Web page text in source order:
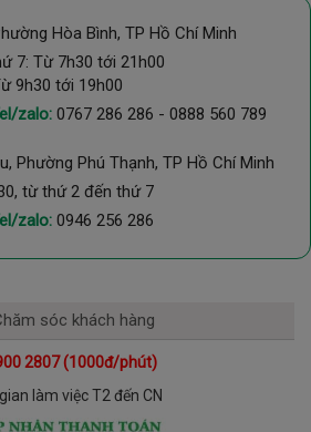
Hòa Bình, TP Hồ Chí Minh
7: Từ 7h30 tới 21h00
9h30 tới 19h00
zalo: 0767 286 286 - 0888 560 789
Phường Phú Thạnh, TP Hồ Chí Minh
từ thứ 2 đến thứ 7
zalo: 0946 256 286
sóc khách hàng
2807 (1000đ/phút)
làm việc T2 đến CN